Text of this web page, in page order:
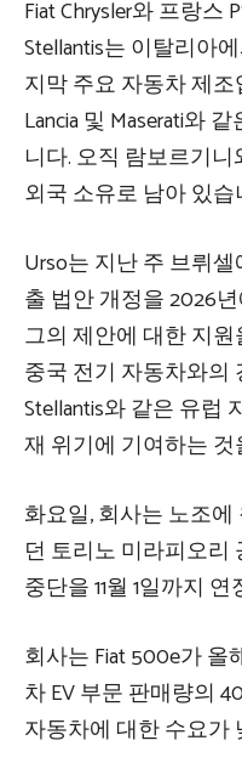
Fiat Chrysler와 프랑스
Stellantis는 이탈리아
지막 주요 자동차 제조
Lancia 및 Maserati와
니다. 오직 람보르기
외국 소유로 남아 있습
Urso는 지난 주 브뤼
출 법안 개정을 2026
그의 제안에 대한 지
중국 전기 자동차와의
Stellantis와 같은 유럽
재 위기에 기여하는
화요일, 회사는 노조에
던 토리노 미라피오
중단을 11월 1일까지
회사는 Fiat 500e가 올
차 EV 부문 판매량의
자동차에 대한 수요가